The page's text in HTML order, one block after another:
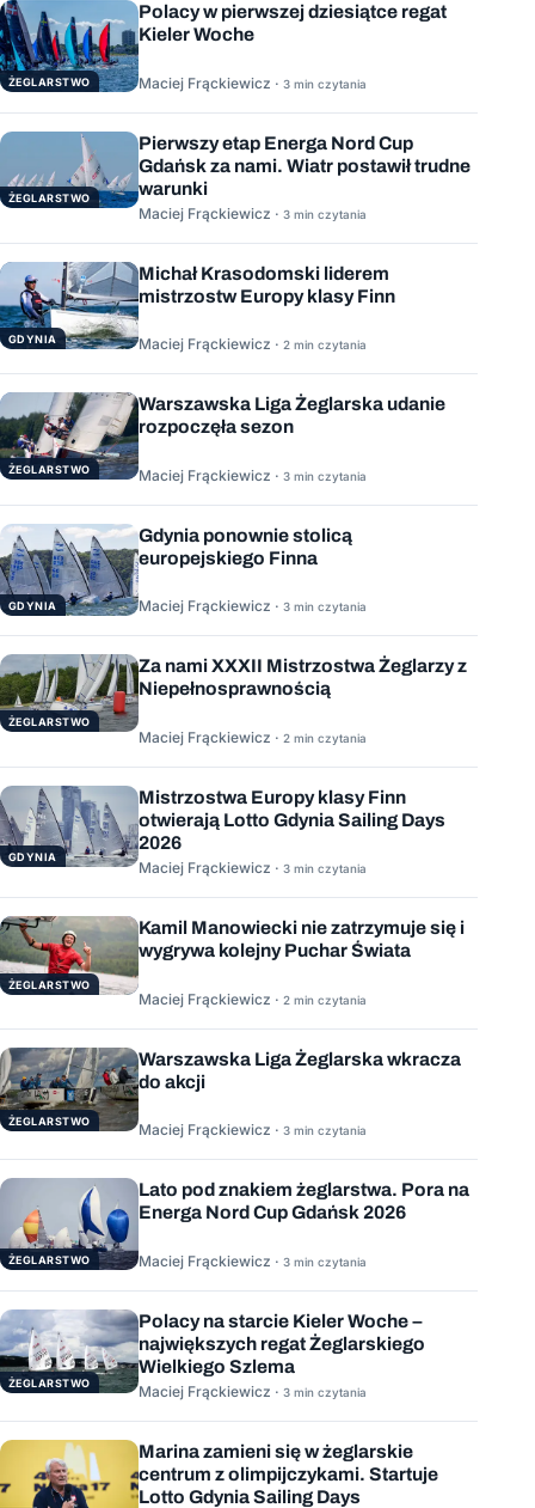
ŻEGLARSTWO
Polacy w pierwszej dziesiątce regat
Kieler Woche
Maciej Frąckiewicz · 3 min czytania
ŻEGLARSTWO
Pierwszy etap Energa Nord Cup
Gdańsk za nami. Wiatr postawił trudne
warunki
Maciej Frąckiewicz · 3 min czytania
GDYNIA
Michał Krasodomski liderem
mistrzostw Europy klasy Finn
Maciej Frąckiewicz · 2 min czytania
ŻEGLARSTWO
Warszawska Liga Żeglarska udanie
rozpoczęła sezon
Maciej Frąckiewicz · 3 min czytania
GDYNIA
Gdynia ponownie stolicą
europejskiego Finna
Maciej Frąckiewicz · 3 min czytania
ŻEGLARSTWO
Za nami XXXII Mistrzostwa Żeglarzy z
Niepełnosprawnością
Maciej Frąckiewicz · 2 min czytania
GDYNIA
Mistrzostwa Europy klasy Finn
otwierają Lotto Gdynia Sailing Days
2026
Maciej Frąckiewicz · 3 min czytania
ŻEGLARSTWO
Kamil Manowiecki nie zatrzymuje się i
wygrywa kolejny Puchar Świata
Maciej Frąckiewicz · 2 min czytania
ŻEGLARSTWO
Warszawska Liga Żeglarska wkracza
do akcji
Maciej Frąckiewicz · 3 min czytania
ŻEGLARSTWO
Lato pod znakiem żeglarstwa. Pora na
Energa Nord Cup Gdańsk 2026
Maciej Frąckiewicz · 3 min czytania
ŻEGLARSTWO
Polacy na starcie Kieler Woche –
największych regat Żeglarskiego
Wielkiego Szlema
Maciej Frąckiewicz · 3 min czytania
Marina zamieni się w żeglarskie
centrum z olimpijczykami. Startuje
Lotto Gdynia Sailing Days